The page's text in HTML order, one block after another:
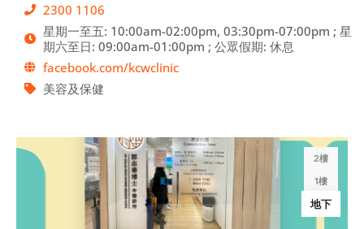
2300 1106
星期一至五: 10:00am-02:00pm, 03:30pm-07:00pm ; 星
期六至日: 09:00am-01:00pm ; 公眾假期: 休息
facebook.com/kcwclinic
美容及保健
2樓
1樓
地下